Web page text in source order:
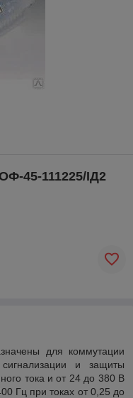
45-111225/IД2
для коммутации
и защиты
тока и от 24 до 380 В
Гц при токах от 0,25 до